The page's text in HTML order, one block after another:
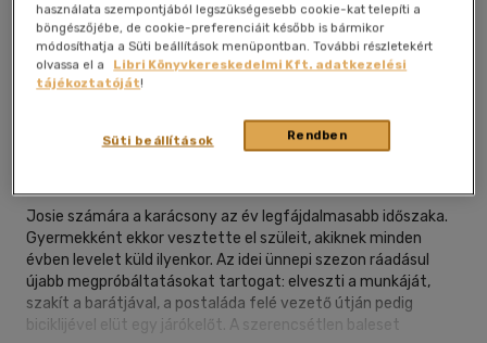
Beleolvasok
Josie számára a karácsony az év legfájdalmasabb időszaka.
Gyermekként ekkor vesztette el szüleit, akiknek minden
évben levelet küld ilyenkor. Az idei ünnepi szezon ráadásul
újabb megpróbáltatásokat tartogat: elveszti a munkáját,
szakít a barátjával, a postaláda felé vezető útján pedig
biciklijével elüt egy járókelőt. A szerencsétlen baleset
használata szempontjából legszükségesebb cookie-kat telepíti a
böngészőjébe, de cookie-preferenciáit később is bármikor
módosíthatja a Süti beállítások menüpontban. További részletekért
olvassa el a
Libri Könyvkereskedelmi Kft. adatkezelési
tájékoztatóját!
Rendben
Süti beállítások